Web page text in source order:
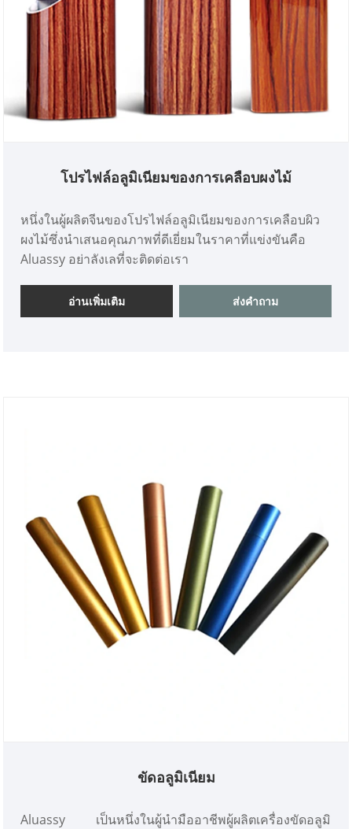
โปรไฟล์อลูมิเนียมของการเคลือบผงไม้
หนึ่งในผู้ผลิตจีนของโปรไฟล์อลูมิเนียมของการเคลือบผิว
ผงไม้ซึ่งนำเสนอคุณภาพที่ดีเยี่ยมในราคาที่แข่งขันคือ
Aluassy อย่าลังเลที่จะติดต่อเรา
อ่านเพิ่มเติม ส่งคำถาม
ขัดอลูมิเนียม
Aluassy เป็นหนึ่งในผู้นำมืออาชีพผู้ผลิตเครื่องขัดอลูมิ